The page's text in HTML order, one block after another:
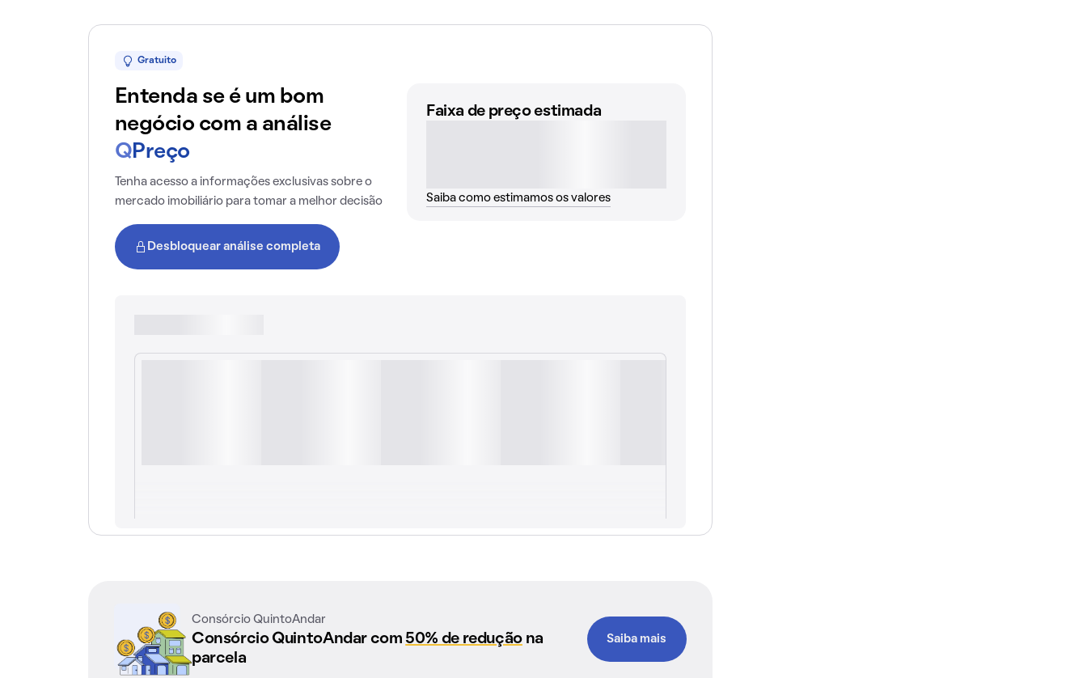
Gratuito
Entenda se é um bom
negócio com a análise
Q Preço
Tenha acesso a informações exclusivas sobre o
mercado imobiliário para tomar a melhor decisão
Desbloquear análise completa
Faixa de preço estimada
Saiba como estimamos os valores
Consórcio QuintoAndar
Consórcio QuintoAndar com 50% de reduçãona
parcela
Saiba mais